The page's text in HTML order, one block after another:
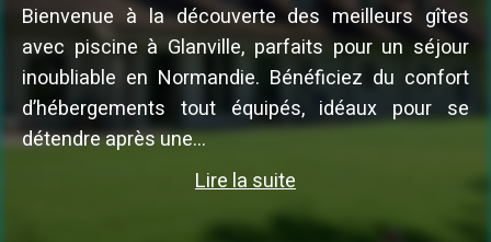
Bienvenue à la découverte des meilleurs gîtes
avec piscine à Glanville, parfaits pour un séjour
inoubliable en Normandie. Bénéficiez du confort
d’hébergements tout équipés, idéaux pour se
détendre après une...
Lire la suite